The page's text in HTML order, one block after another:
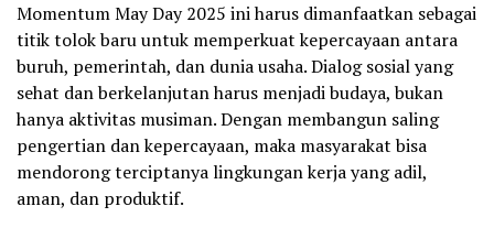
Momentum May Day 2025 ini harus dimanfaatkan sebagai
titik tolok baru untuk memperkuat kepercayaan antara
buruh, pemerintah, dan dunia usaha. Dialog sosial yang
sehat dan berkelanjutan harus menjadi budaya, bukan
hanya aktivitas musiman. Dengan membangun saling
pengertian dan kepercayaan, maka masyarakat bisa
mendorong terciptanya lingkungan kerja yang adil,
aman, dan produktif.